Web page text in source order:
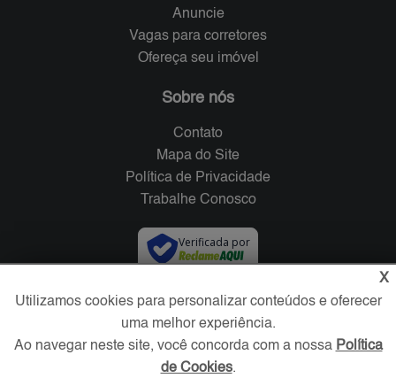
Anuncie
Vagas para corretores
Ofereça seu imóvel
Sobre nós
Contato
Mapa do Site
Política de Privacidade
Trabalhe Conosco
Verificada por
Redes Sociais
X
Utilizamos cookies para personalizar conteúdos e oferecer
uma melhor experiência.
Ao navegar neste site, você concorda com a nossa Política
de Cookies.